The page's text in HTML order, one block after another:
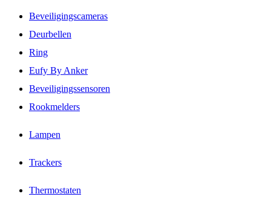
Beveiligingscameras
Deurbellen
Ring
Eufy By Anker
Beveiligingssensoren
Rookmelders
Lampen
Trackers
Thermostaten